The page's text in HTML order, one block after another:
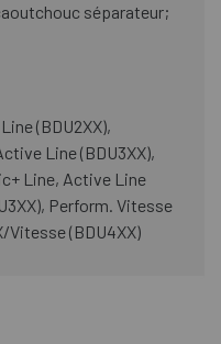
séparateur;
(BDU2XX),
Line (BDU3XX),
Line, Active Line
Perform. Vitesse
Vitesse (BDU4XX)